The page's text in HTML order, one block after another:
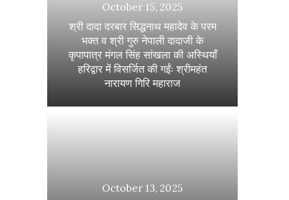
October 15, 2025
श्री दादा दरबार सिद्धनाथ महादेव के परम
भक्त व श्री गुरु नेपाली दादाजी के
कृपापात्र मंगल सिंह सांखला की अस्थियाँ
हरिद्वार में विसर्जित की गईंः श्रीमहंत
नारायण गिरि महाराज
October 13, 2025